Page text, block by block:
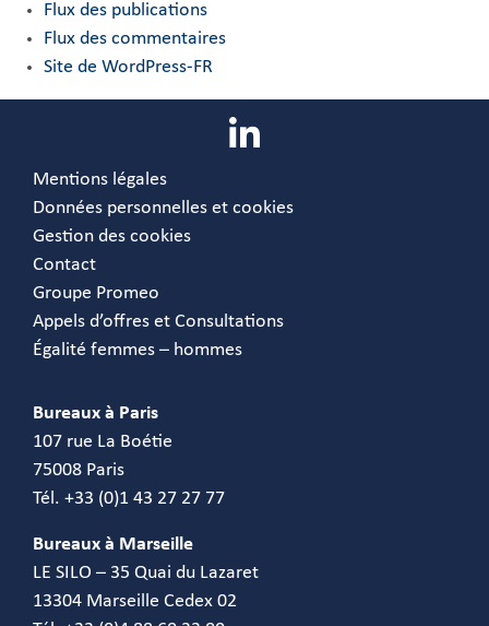
Flux des publications
Flux des commentaires
Site de WordPress-FR
Mentions légales
Données personnelles et cookies
Gestion des cookies
Contact
Groupe Promeo
Appels d’offres et Consultations
Égalité femmes – hommes
Bureaux à Paris
107 rue La Boétie
75008 Paris
Tél. +33 (0)1 43 27 27 77
Bureaux à Marseille
LE SILO – 35 Quai du Lazaret
13304 Marseille Cedex 02